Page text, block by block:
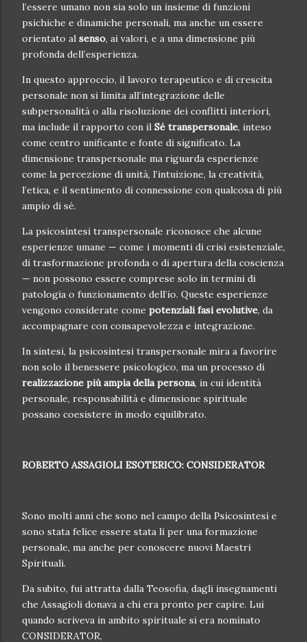
l’essere umano non sia solo un insieme di funzioni
psichiche e dinamiche personali, ma anche un essere
orientato al senso, ai valori, e a una dimensione più
profonda dell’esperienza.
In questo approccio, il lavoro terapeutico e di crescita
personale non si limita all’integrazione delle
subpersonalità o alla risoluzione dei conflitti interiori,
ma include il rapporto con il Sé transpersonale, inteso
come centro unificante e fonte di significato. La
dimensione transpersonale ma riguarda esperienze
come la percezione di unità, l’intuizione, la creatività,
l’etica, e il sentimento di connessione con qualcosa di più
ampio di sé.
La psicosintesi transpersonale riconosce che alcune
esperienze umane — come i momenti di crisi esistenziale,
di trasformazione profonda o di apertura della coscienza
— non possono essere comprese solo in termini di
patologia o funzionamento dell’io. Queste esperienze
vengono considerate come potenziali fasi evolutive, da
accompagnare con consapevolezza e integrazione.
In sintesi, la psicosintesi transpersonale mira a favorire
non solo il benessere psicologico, ma un processo di
realizzazione più ampia della persona, in cui identità
personale, responsabilità e dimensione spirituale
possano coesistere in modo equilibrato.
ROBERTO ASSAGIOLI ESOTERICO: CONSIDERATOR
Sono molti anni che sono nel campo della Psicosintesi e
sono stata felice essere stata lì per una formazione
personale, ma anche per conoscere nuovi Maestri
Spirituali.
Da subito, fui attratta dalla Teosofia, dagli insegnamenti
che Assagioli donava a chi era pronto per capire. Lui
quando scriveva in ambito spirituale si era nominato
CONSIDERATOR,